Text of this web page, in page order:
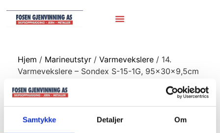
Samtykke Detaljer Om
Hjem / Marineutstyr/ Varmevekslere/ 14.
Varmevekslere – Sondex S-15-1G, 95x30x9,5cm
14. Varmevekslere
– Sondex S-15-1G,